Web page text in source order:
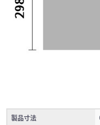
製品寸法